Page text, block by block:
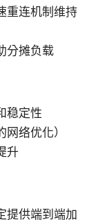
重连机制维持
分摊负载
稳定性
络优化）
升
提供端到端加